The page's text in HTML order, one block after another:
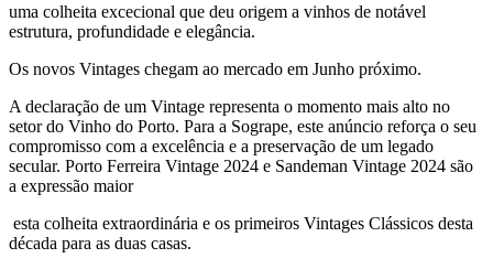
uma colheita excecional que deu origem a vinhos de notável
estrutura, profundidade e elegância.
Os novos Vintages chegam ao mercado em Junho próximo.
A declaração de um Vintage representa o momento mais alto no
setor do Vinho do Porto. Para a Sogrape, este anúncio reforça o seu
compromisso com a excelência e a preservação de um legado
secular. Porto Ferreira Vintage 2024 e Sandeman Vintage 2024 são
a expressão maior
esta colheita extraordinária e os primeiros Vintages Clássicos desta
década para as duas casas.